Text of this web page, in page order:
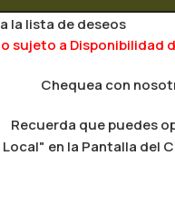
la lista de deseos
sujeto a Disponibilidad
Chequea con
Recuerda que puedes
Local" en la Pantalla del